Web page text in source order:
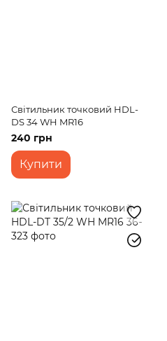
Світильник точковий HDL-
DS 34 WH MR16
240 грн
Купити